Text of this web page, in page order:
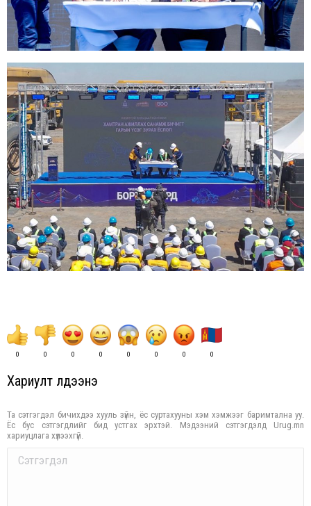
0 0 0 0 0 0 0 0
Хариулт үлдээнэ үү
Та сэтгэгдэл бичихдээ хууль зүйн, ёс суртахууны хэм хэмжээг баримтална уу.
Ёс бус сэтгэгдлийг бид устгах эрхтэй. Мэдээний сэтгэгдэлд Urug.mn
хариуцлага хүлээхгүй.
Comment